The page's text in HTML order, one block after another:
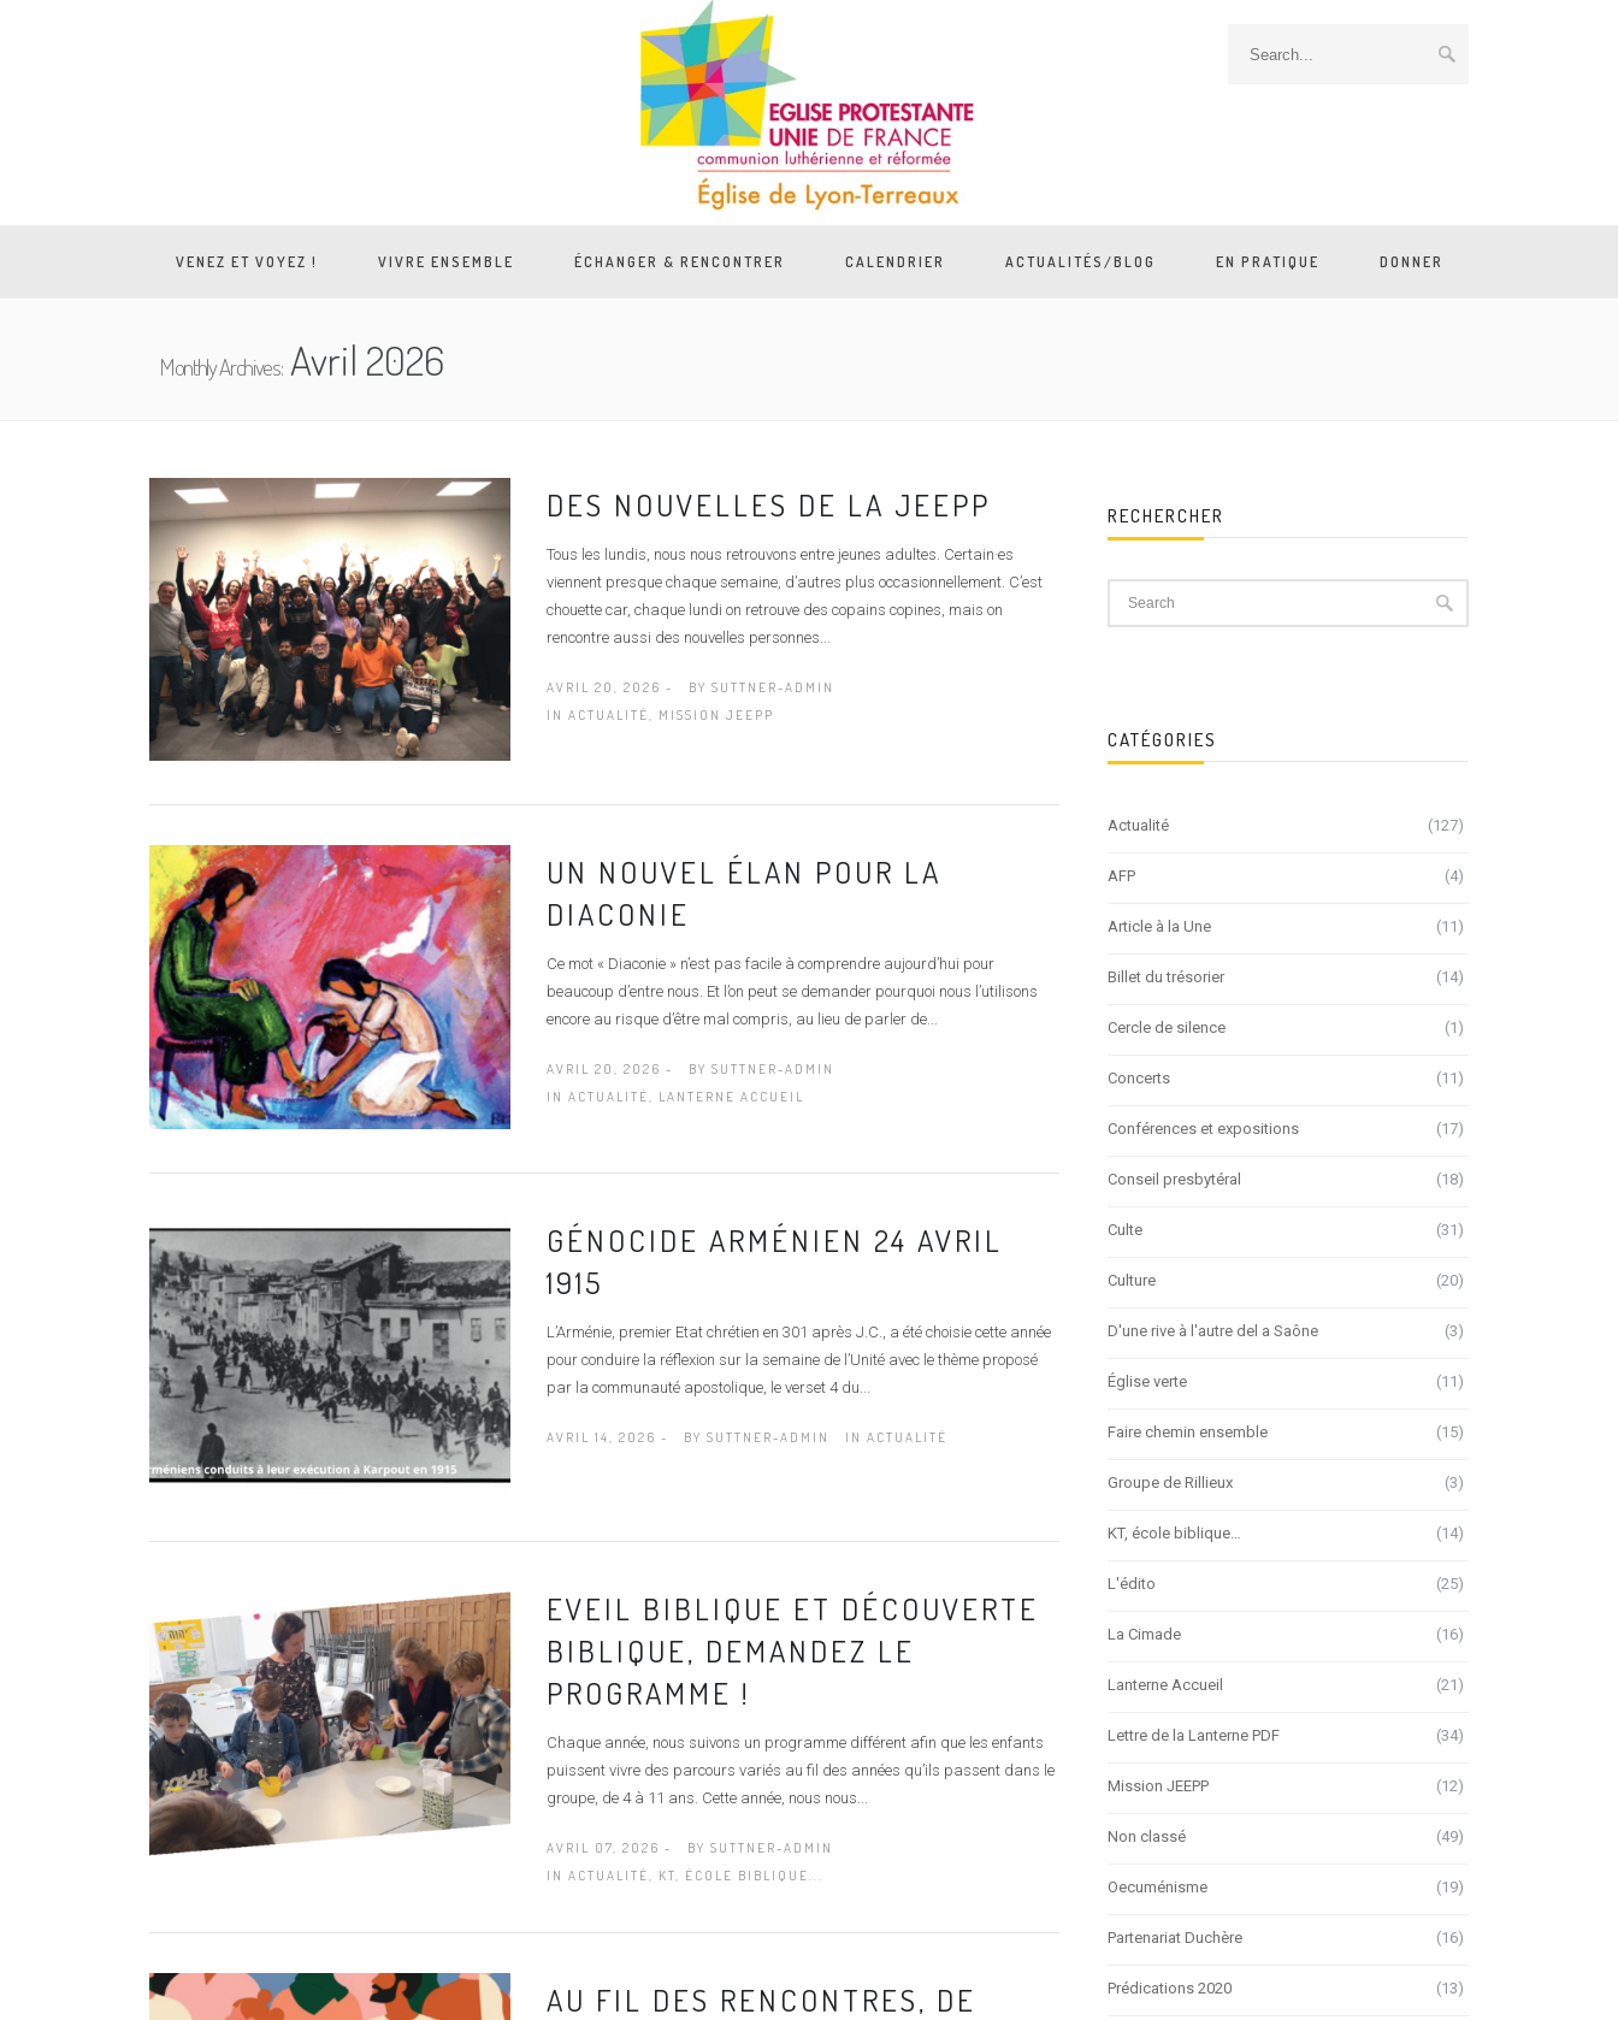
VENEZ ET VOYEZ ! VIVRE ENSEMBLE ÉCHANGER & RENCONTRER CALENDRIER ACTUALITÉS/BLOG EN PRATIQUE DONNER
Monthly Archives:Avril 2026
DES NOUVELLES DE LA JEEPP
Tous les lundis, nous nous retrouvons entre jeunes adultes. Certain·es
viennent presque chaque semaine, d’autres plus occasionnellement. C’est
chouette car, chaque lundi on retrouve des copains copines, mais on
rencontre aussi des nouvelles personnes...
AVRIL 20, 2026 - BY SUTTNER-ADMIN
IN ACTUALITÉ MISSION JEEPP
UN NOUVEL ÉLAN POUR LA
DIACONIE
Ce mot « Diaconie » n’est pas facile à comprendre aujourd’hui pour
beaucoup d’entre nous. Et l’on peut se demander pourquoi nous l’utilisons
encore au risque d’être mal compris, au lieu de parler de...
AVRIL 20, 2026 - BY SUTTNER-ADMIN
IN ACTUALITÉ, LANTERNE ACCUEIL
GÉNOCIDE ARMÉNIEN 24 AVRIL
1915
L’Arménie, premier Etat chrétien en 301 après J.C., a été choisie cette année
pour conduire la réflexion sur la semaine de l’Unité avec le thème proposé
par la communauté apostolique, le verset 4 du...
AVRIL 14, 2026 - BY SUTTNER-ADMIN IN ACTUALITÉ
EVEIL BIBLIQUE ET DÉCOUVERTE
BIBLIQUE, DEMANDEZ LE
PROGRAMME !
Chaque année, nous suivons un programme différent afin que les enfants
puissent vivre des parcours variés au fil des années qu’ils passent dans le
groupe, de 4 à 11 ans. Cette année, nous nous...
AVRIL 07, 2026 - BY SUTTNER-ADMIN
IN ACTUALITÉ KT, ÉCOLE BIBLIQUE...
AU FIL DES RENCONTRES, DE
RECHERCHER
CATÉGORIES
Actualité (127)
AFP (4)
Article à la Une (11)
Billet du trésorier (14)
Cercle de silence (1)
Concerts (11)
Conférences et expositions (17)
Conseil presbytéral (18)
Culte (31)
Culture (20)
D'une rive à l'autre del a Saône (3)
Église verte (11)
Faire chemin ensemble (15)
Groupe de Rillieux (3)
KT, école biblique… (14)
L'édito (25)
La Cimade (16)
Lanterne Accueil (21)
Lettre de la Lanterne PDF (34)
Mission JEEPP (12)
Non classé (49)
Oecuménisme (19)
Partenariat Duchère (16)
Prédications 2020 (13)